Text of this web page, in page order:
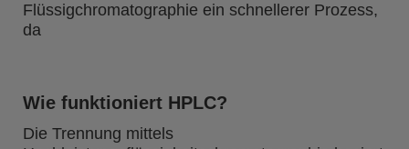
Flüssigchromatographie ein schnellerer Prozess,
da
Wie funktioniert HPLC?
Die Trennung mittels